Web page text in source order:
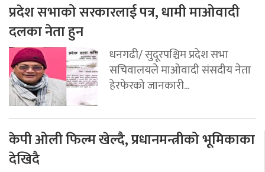
प्रदेश सभाको सरकारलाई पत्र, धामी माओवादी
दलका नेता हुन
धनगढी/ सुदूरपश्चिम प्रदेश सभा
सचिवालयले माओवादी संसदीय नेता
हेरफेरको जानकारी...
केपी ओली फिल्म खेल्दै, प्रधानमन्त्रीको भूमिकाका
देखिदै